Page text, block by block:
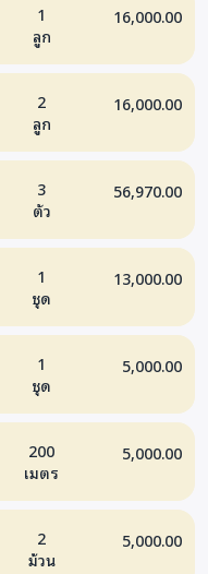
1
ลูก
16,000.00
2
ลูก
16,000.00
3
ตัว
56,970.00
1
ชุด
13,000.00
1
ชุด
5,000.00
200
เมตร
5,000.00
2
ม้วน
5,000.00